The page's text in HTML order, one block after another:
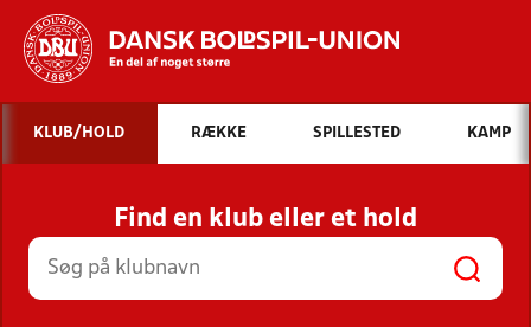
Hvad vil du søge efter?
INDHOLD OG NYHEDER
STILLINGER, RESULTATER, KLUBBER OG
HOLD
KLUB/HOLD RÆKKE SPILLESTED KAMP
Find en klub eller et hold